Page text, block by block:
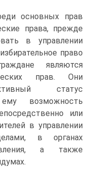
основных прав
права, прежде
в управлении
право
являются
прав. Они
статус
возможность
или
в управлении
в органах
а также